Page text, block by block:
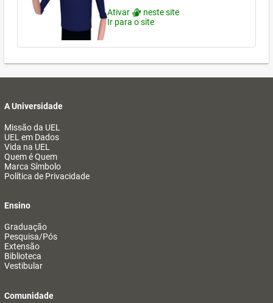
Ativar
neste site
Ir para o site
A Universidade
Missão da UEL
UEL em Dados
Vida na UEL
Quem é Quem
Marca Símbolo
Política de Privacidade
Ensino
Graduação
Pesquisa/Pós
Extensão
Biblioteca
Vestibular
Comunidade